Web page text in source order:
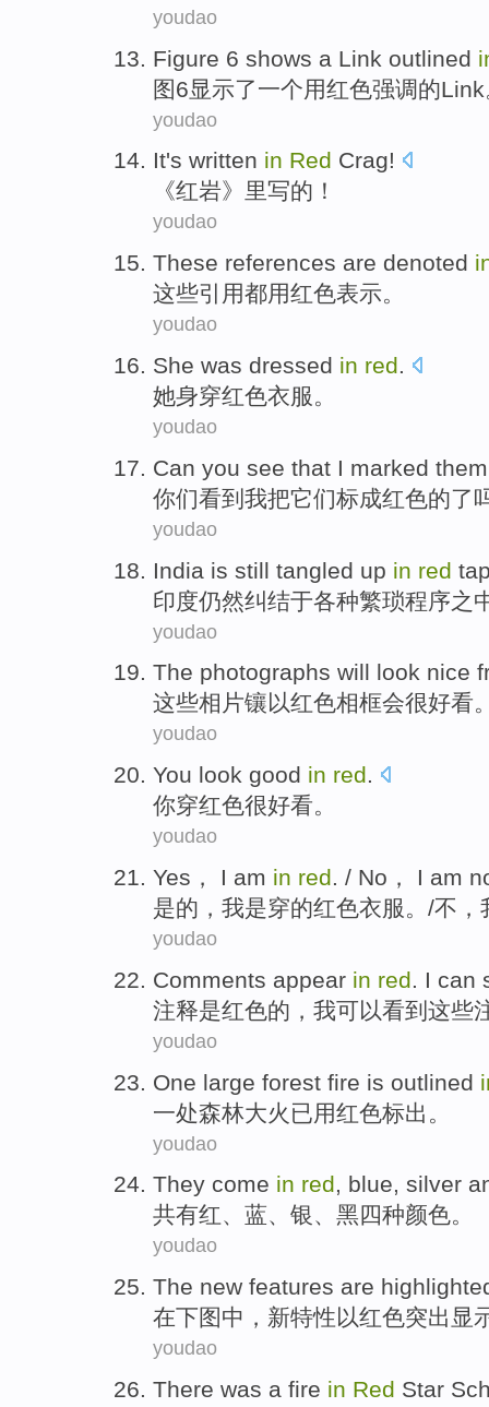
youdao
Figure 6 shows a Link outlined
图6显示了一个用红色强调的Link
youdao
It's written in Red Crag!
《红岩》里写的！
youdao
These references are denoted
这些引用都用红色表示。
youdao
She was dressed in red.
她身穿红色衣服。
youdao
Can you see that I marked
你们看到 我把它们标成红色的了
youdao
India is still tangled up in red
印度仍然纠结于各种繁琐程序之
youdao
The photographs will look nice
这些相片镶以红色相框会很好看
youdao
You look good in red.
你穿红色很好看。
youdao
Yes ， I am in red. / No ， I am
是的 ， 我是穿的红色衣服。/不
youdao
Comments appear in red. I can
注释是红色的， 我可以看到这些
youdao
One large forest fire is outlined
一处森林大火 已用红色标出。
youdao
They come in red, blue, silver
共有红、 蓝、 银、 黑四种颜色。
youdao
The new features are
在下图中 ， 新特性以红色突出显
youdao
There was a fire in Red Star